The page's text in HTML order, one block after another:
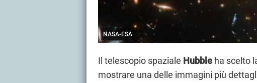
NASA-ESA
Il telescopio spaziale Hubble ha scelto
mostrare una delle immagini più